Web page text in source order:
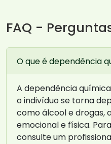
FAQ -
O que é dependência
A dependência
o indivíduo se torna
como álcool e drogas,
emocional e física.
consulte um